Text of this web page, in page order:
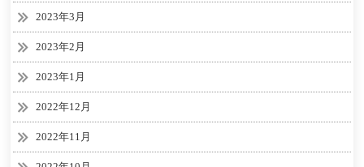
2023年3月
2023年2月
2023年1月
2022年12月
2022年11月